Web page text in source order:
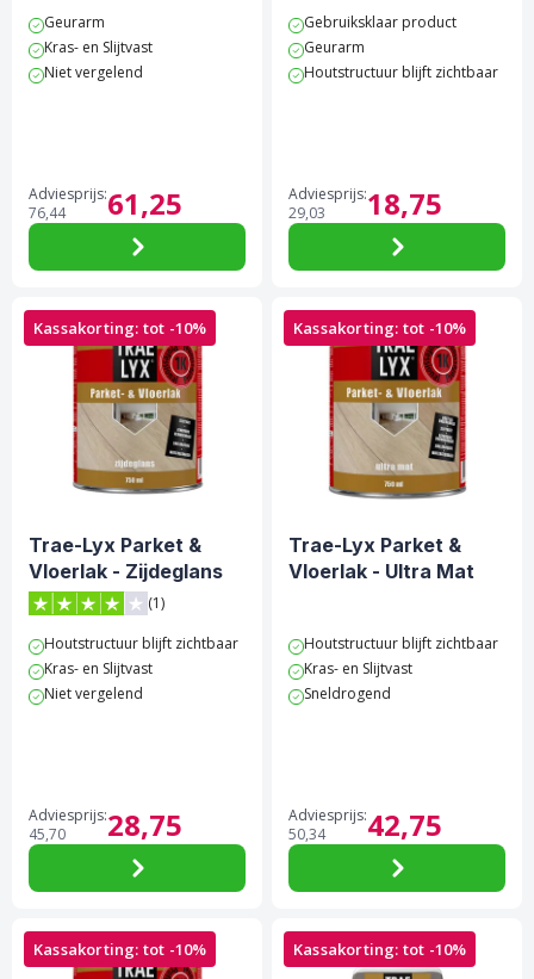
Geurarm
Kras- en Slijtvast
Niet vergelend
61,25
Adviesprijs:
76,44
Gebruiksklaar product
Geurarm
Houtstructuur blijft zichtbaar
18,75
Adviesprijs:
29,03
Kassakorting: tot -10%
Trae-Lyx Parket &
Vloerlak - Zijdeglans
(1)
Houtstructuur blijft zichtbaar
Kras- en Slijtvast
Niet vergelend
28,75
Adviesprijs:
45,70
Kassakorting: tot -10%
Trae-Lyx Parket &
Vloerlak - Ultra Mat
Houtstructuur blijft zichtbaar
Kras- en Slijtvast
Sneldrogend
42,75
Adviesprijs:
50,34
Kassakorting: tot -10% Kassakorting: tot -10%